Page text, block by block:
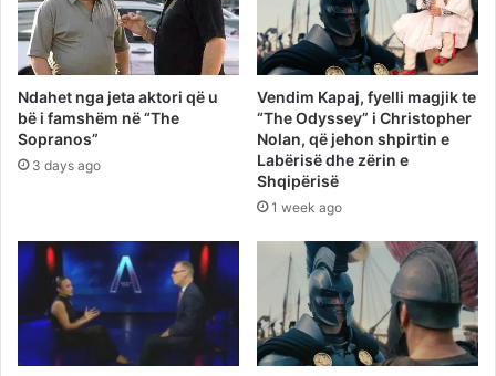
Ndahet nga jeta aktori që u
bë i famshëm në “The
Sopranos”
3 days ago
Vendim Kapaj, fyelli magjik te
“The Odyssey” i Christopher
Nolan, që jehon shpirtin e
Labërisë dhe zërin e
Shqipërisë
1 week ago